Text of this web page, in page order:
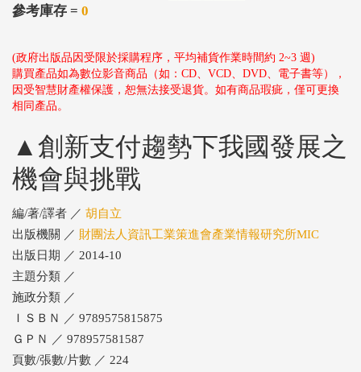
參考庫存 = 0
(政府出版品因受限於採購程序，平均補貨作業時間約 2~3 週)
購買產品如為數位影音商品（如：CD、VCD、DVD、電子書等），
因受智慧財產權保護，恕無法接受退貨。如有商品瑕疵，僅可更換
相同產品。
▲創新支付趨勢下我國發展之
機會與挑戰
編/著/譯者 ／ 胡自立
出版機關 ／ 財團法人資訊工業策進會產業情報研究所MIC
出版日期 ／ 2014-10
主題分類 ／
施政分類 ／
ＩＳＢＮ ／ 9789575815875
ＧＰＮ ／ 978957581587
頁數/張數/片數 ／ 224